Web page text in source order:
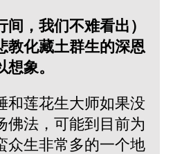
间，我们不难看出）
教化藏土群生的深恩
象。
和莲花生大师如果没
佛法，可能到目前为
众生非常多的一个地